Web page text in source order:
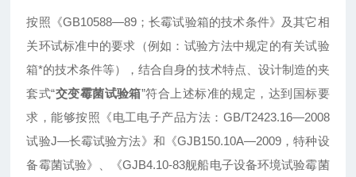
按照《GB10588—89；长霉试验箱的技术条件》及其它相
关环试标准中的要求（例如：试验方法中规定的有关试验
箱*的技术条件等），结合自身的技术特点、设计制造的夹
套式“交变霉菌试验箱”符合上述标准的规定，达到国标要
求，能够按照《电工电子产品方法：GB/T2423.16—2008
试验J—长霉试验方法》和《GJB150.10A—2009，特种设
备霉菌试验》、《GJB4.10-83舰船电子设备环境试验霉菌